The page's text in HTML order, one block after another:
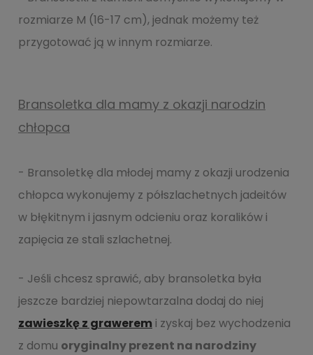
rozmiarze M (16-17 cm), jednak możemy też
przygotować ją w innym rozmiarze.
Bransoletka dla mamy z okazji narodzin
chłopca
- Bransoletkę dla młodej mamy z okazji urodzenia
chłopca wykonujemy z półszlachetnych jadeitów
w błękitnym i jasnym odcieniu oraz koralików i
zapięcia ze stali szlachetnej.
- Jeśli chcesz sprawić, aby bransoletka była
jeszcze bardziej niepowtarzalna dodaj do niej
zawieszkę z grawerem i zyskaj bez wychodzenia
z domu oryginalny prezent na narodziny